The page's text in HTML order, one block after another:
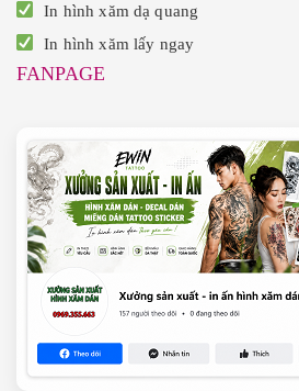
In hình xăm dạ quang
In hình xăm lấy ngay
FANPAGE